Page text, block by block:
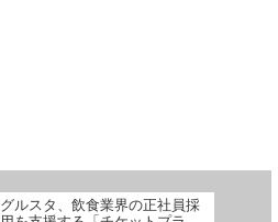
グルスタ、飲食業界の正社員採